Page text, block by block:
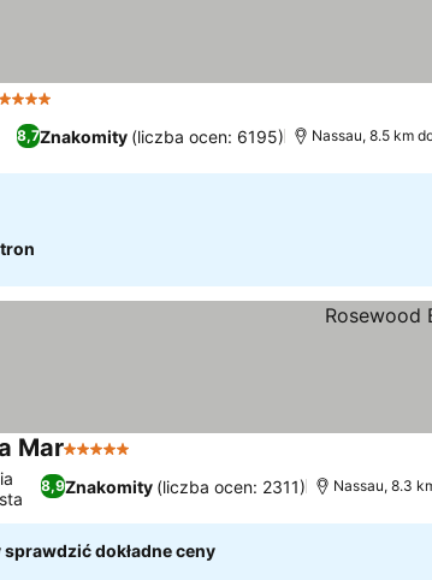
8,7Znakomity (liczba ocen: 6195) Nassau, 8.5 km
Mar5 Kategoria
8,9Znakomity (liczba ocen: 2311) Nassau, 8.3
dokładne ceny